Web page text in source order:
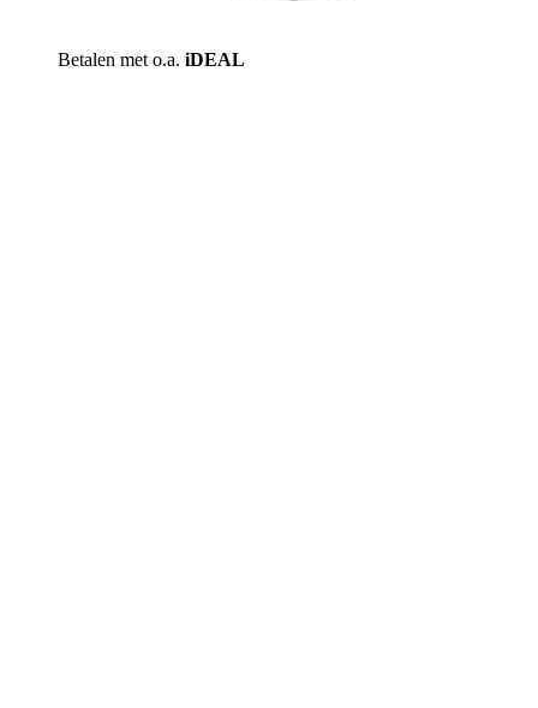
Betalen met o.a. iDEAL